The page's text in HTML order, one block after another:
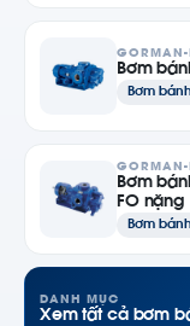
GORMAN-
Bơm
Bơm
GORMAN-
Bơm
FO nặng
Bơm
DANH MỤC
Xem tất cả bơm